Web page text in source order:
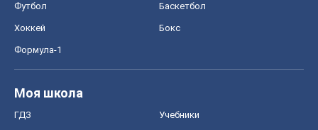
Футбол Баскетбол
Хоккей Бокс
Формула-1
Моя школа
ГДЗ Учебники